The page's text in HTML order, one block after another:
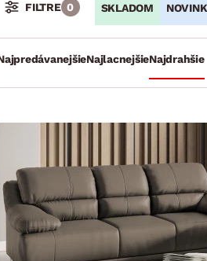
SKLADOM
FILTRE 0
NajlacnejšieNajdrahšie